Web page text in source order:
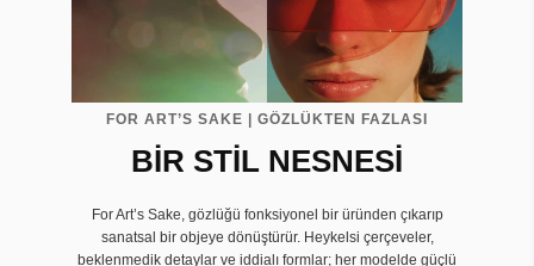
FOR ART’S SAKE | GÖZLÜKTEN FAZLASI
BİR STİL NESNESİ
For Art’s Sake, gözlüğü fonksiyonel bir üründen çıkarıp
sanatsal bir objeye dönüştürür. Heykelsi çerçeveler,
beklenmedik detaylar ve iddialı formlar; her modelde güçlü